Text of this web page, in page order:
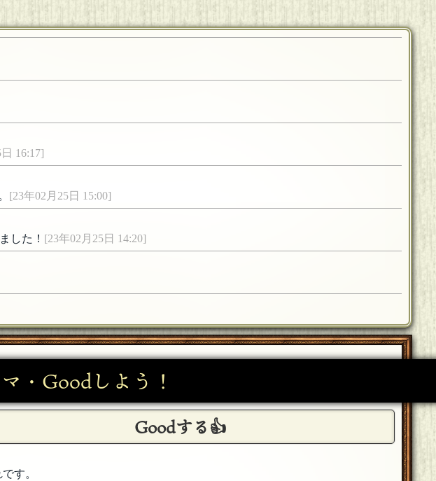
16:17]
[23年02月25日 15:00]
した！ [23年02月25日 14:20]
す！[23年02月25日 13:21]
・Goodしよう！
Goodする👍
す。